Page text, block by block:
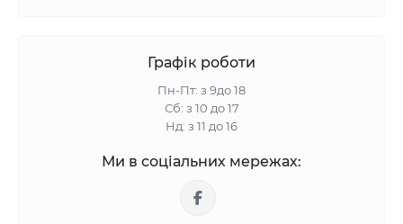
Графік роботи
Пн-Пт: з 9до 18
Сб: з 10 до 17
Нд: з 11 до 16
Ми в соціальних мережах: